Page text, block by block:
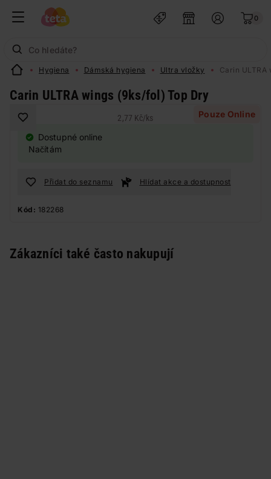
0
Hygiena Dámská hygiena Ultra vložky Carin
Carin ULTRA wings (9ks/fol) Top Dry
Pouze Online
2,77 Kč/ks
Dostupné online
Načítám
Přidat do seznamu Hlídat akce a dostupnost
Kód: 182268
Zákazníci také často nakupují